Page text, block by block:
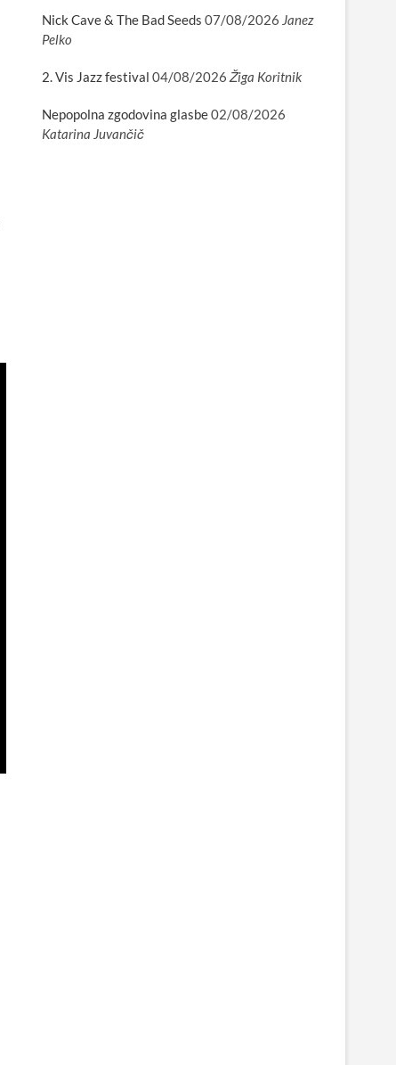
Nick Cave & The Bad Seeds 07/08/2026 Janez
Pelko
2. Vis Jazz festival 04/08/2026 Žiga Koritnik
Nepopolna zgodovina glasbe02/08/2026
Katarina Juvančič